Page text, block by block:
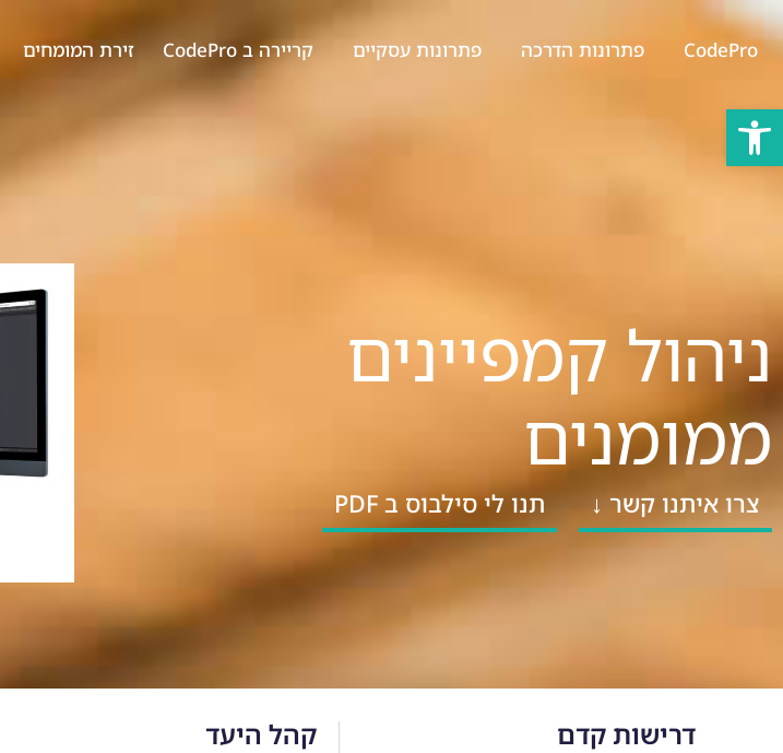
פתח סרגל נגישות
CodePro פתרונות הדרכה פתרונות עסקיים קריירה ב CodePro זירת המומחים
ניהול קמפיינים
ממומנים
צרו איתנו קשר ↓ תנו לי סילבוס ב PDF
דרישות קדם קהל היעד